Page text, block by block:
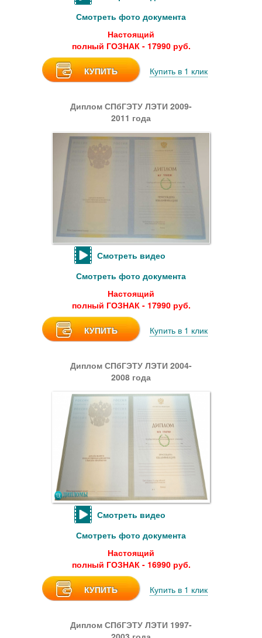
Смотреть фото документа
Настоящий
полный ГОЗНАК - 17990 руб.
КУПИТЬ Купить в 1 клик
Диплом СПбГЭТУ ЛЭТИ 2009-
2011 года
Смотреть видео
Смотреть фото документа
Настоящий
полный ГОЗНАК - 17990 руб.
КУПИТЬ Купить в 1 клик
Диплом СПбГЭТУ ЛЭТИ 2004-
2008 года
Смотреть видео
Смотреть фото документа
Настоящий
полный ГОЗНАК - 16990 руб.
КУПИТЬ Купить в 1 клик
Диплом СПбГЭТУ ЛЭТИ 1997-